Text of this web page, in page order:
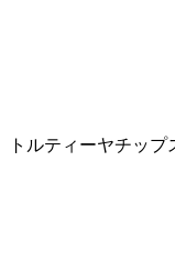
ルティーヤチッ